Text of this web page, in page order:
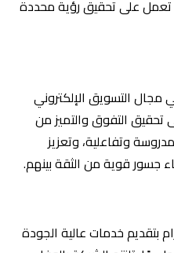
بتقديم خدمات عالية الجودة
تلتزم الشركة بالوفاء
عالية، مما يهدف إلى
ممتازة لهم.
الإبداع في مجال التسويق
لتقديم حلول مبتكرة
التفوق والتميز في سوقهم.
والتقنيات المبتكرة